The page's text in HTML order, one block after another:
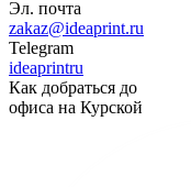
Эл. почта
zakaz@ideaprint.ru
Telegram
ideaprintru
Как добраться до
офиса на Курской